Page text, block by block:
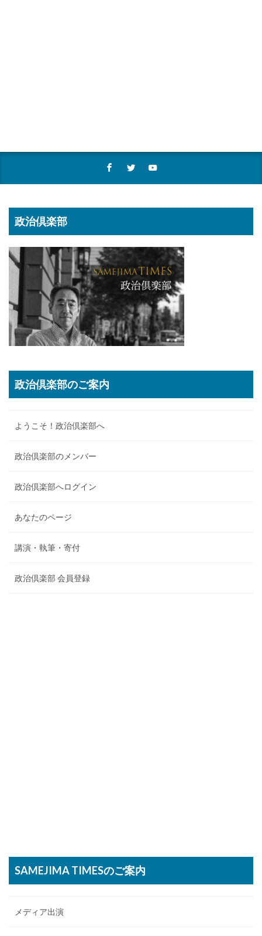
政治倶楽部
政治倶楽部のご案内
ようこそ！政治倶楽部へ
政治倶楽部のメンバー
政治倶楽部へログイン
あなたのページ
講演・執筆・寄付
政治倶楽部 会員登録
SAMEJIMA TIMESのご案内
メディア出演